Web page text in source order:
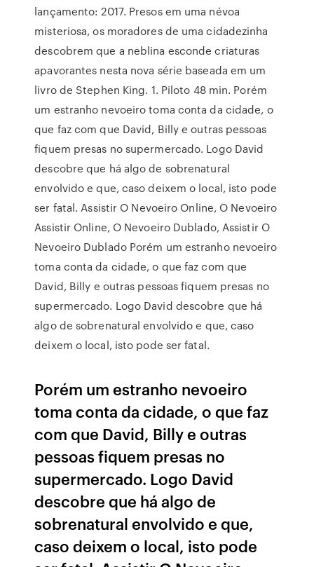
lançamento: 2017. Presos em uma névoa
misteriosa, os moradores de uma cidadezinha
descobrem que a neblina esconde criaturas
apavorantes nesta nova série baseada em um
livro de Stephen King. 1. Piloto 48 min. Porém
um estranho nevoeiro toma conta da cidade, o
que faz com que David, Billy e outras pessoas
fiquem presas no supermercado. Logo David
descobre que há algo de sobrenatural
envolvido e que, caso deixem o local, isto pode
ser fatal. Assistir O Nevoeiro Online, O Nevoeiro
Assistir Online, O Nevoeiro Dublado, Assistir O
Nevoeiro Dublado Porém um estranho nevoeiro
toma conta da cidade, o que faz com que
David, Billy e outras pessoas fiquem presas no
supermercado. Logo David descobre que há
algo de sobrenatural envolvido e que, caso
deixem o local, isto pode ser fatal.
Porém um estranho nevoeiro
toma conta da cidade, o que faz
com que David, Billy e outras
pessoas fiquem presas no
supermercado. Logo David
descobre que há algo de
sobrenatural envolvido e que,
caso deixem o local, isto pode